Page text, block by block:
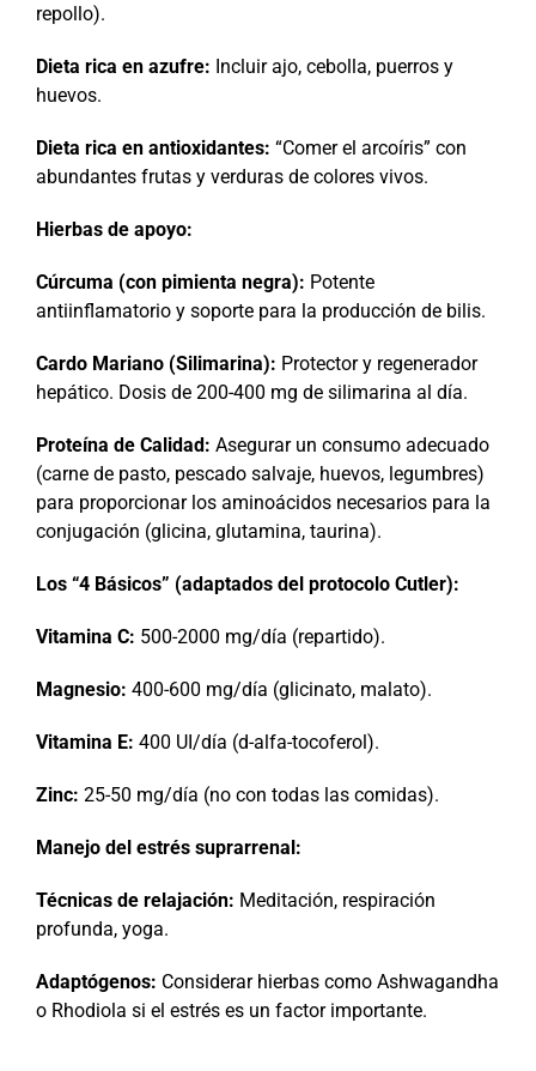
repollo).
Dieta rica en azufre: Incluir ajo, cebolla, puerros y
huevos.
Dieta rica en antioxidantes: “Comer el arcoíris” con
abundantes frutas y verduras de colores vivos.
Hierbas de apoyo:
Cúrcuma (con pimienta negra): Potente
antiinflamatorio y soporte para la producción de bilis.
Cardo Mariano (Silimarina): Protector y regenerador
hepático. Dosis de 200-400 mg de silimarina al día.
Proteína de Calidad: Asegurar un consumo adecuado
(carne de pasto, pescado salvaje, huevos, legumbres)
para proporcionar los aminoácidos necesarios para la
conjugación (glicina, glutamina, taurina).
Los “4 Básicos” (adaptados del protocolo Cutler):
Vitamina C: 500-2000 mg/día (repartido).
Magnesio: 400-600 mg/día (glicinato, malato).
Vitamina E: 400 UI/día (d-alfa-tocoferol).
Zinc: 25-50 mg/día (no con todas las comidas).
Manejo del estrés suprarrenal:
Técnicas de relajación: Meditación, respiración
profunda, yoga.
Adaptógenos: Considerar hierbas como Ashwagandha
o Rhodiola si el estrés es un factor importante.